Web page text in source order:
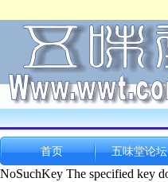
首页 五味堂论坛